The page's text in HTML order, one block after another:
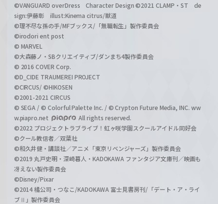
©VANGUARD overDress Character Design ©2021 CLAMP・ST de
sign:伊藤彰 illust:Kinema citrus/獣道
©理不尽な孫の手/MFブックス/「無職転生」製作委員会
©irodori ent post
© MARVEL
©大森藤ノ・SBクリエイティブ/ダンまち4製作委員会
© 2016 COVER Corp.
©D_CIDE TRAUMEREI PROJECT
©CIRCUS/ ©HIKOSEN
©2001-2021 CIRCUS
© SEGA / © Colorful Palette Inc. / © Crypton Future Media, INC. ww
w.piapro.net
All rights reserved.
©2022 プロジェクトラブライブ！虹ヶ咲学園スクールアイドル同好会
©クール教信者／双葉社
©和久井健・講談社／アニメ「東京リベンジャーズ」製作委員会
©2019 丸戸史明・深崎暮人・KADOKAWA ファンタジア文庫刊／映画も
冴えない製作委員会
©Disney/Pixar
©2014 橘公司・つなこ/KADOKAWA 富士見書房刊/「デート・ア・ライ
ブⅡ」製作委員会